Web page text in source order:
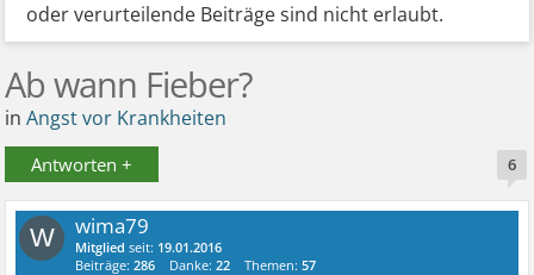
oder verurteilende Beiträge sind nicht erlaubt.
Ab wann Fieber?
inAngst vor Krankheiten
Antworten + 6
W wima79
Mitglied seit: 19.01.2016
Beiträge:286 Danke:22 Themen:57